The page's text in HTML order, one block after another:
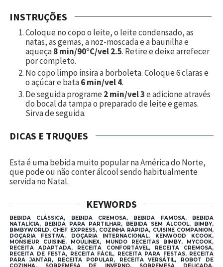
INSTRUÇÕES
Coloque no copo o leite, o leite condensado, as
natas, as gemas, a noz-moscada e a baunilha e
aqueça8 min/90°C/vel 2.5. Retire e deixe arrefecer
por completo.
No copo limpo insira a borboleta. Coloque 6 claras e
o açúcar e bata6 min/vel 4.
De seguida programe2 min/vel 3e adicione através
do bocal da tampa o preparado de leite e gemas.
Sirva de seguida.
DICAS E TRUQUES
Esta é uma bebida muito popular na América do Norte,
que pode ou não conter álcool sendo habitualmente
servida no Natal.
KEYWORDS
BEBIDA CLÁSSICA, BEBIDA CREMOSA, BEBIDA FAMOSA, BEBIDA
NATALÍCIA, BEBIDA PARA PARTILHAR, BEBIDA SEM ÁLCOOL, BIMBY,
BIMBYWORLD, CHEF EXPRESS, COZINHA RÁPIDA, CUISINE COMPANION,
DOÇARIA FESTIVA, DOÇARIA INTERNACIONAL, KENWOOD KCOOK,
MONSIEUR CUISINE, MOULINEX, MUNDO RECEITAS BIMBY, MYCOOK,
RECEITA ADAPTADA, RECEITA CONFORTÁVEL, RECEITA CREMOSA,
RECEITA DE FESTA, RECEITA FÁCIL, RECEITA PARA FESTAS, RECEITA
PARA JANTAR, RECEITA POPULAR, RECEITA VERSÁTIL, ROBOT DE
COZINHA, SOBREMESA DE INVERNO, SOBREMESA DELICADA,